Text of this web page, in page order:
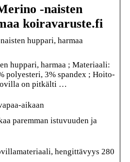
-naisten
koiravaruste.fi
huppari, harmaa
huppari, harmaa ; Materiaali:
polyesteri, 3% spandex ; Hoito-
on pitkälti …
aikaan
paremman istuvuuden ja
hengittävyys 280